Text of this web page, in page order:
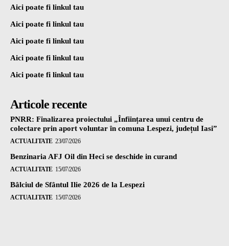
Aici poate fi linkul tau
Aici poate fi linkul tau
Aici poate fi linkul tau
Aici poate fi linkul tau
Aici poate fi linkul tau
Articole recente
PNRR: Finalizarea proiectului „Înființarea unui centru de
colectare prin aport voluntar în comuna Lespezi, județul Iasi”
ACTUALITATE 23/07/2026
Benzinaria AFJ Oil din Heci se deschide in curand
ACTUALITATE 15/07/2026
Bâlciul de Sfântul Ilie 2026 de la Lespezi
ACTUALITATE 15/07/2026